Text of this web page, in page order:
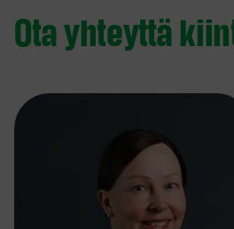
Ota yhteyttä